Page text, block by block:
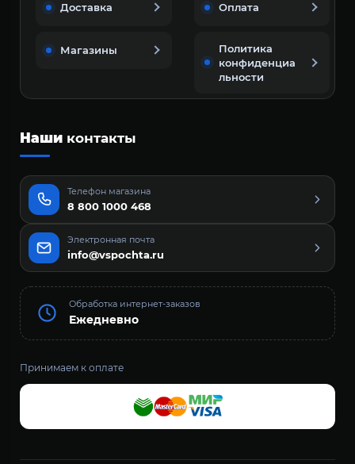
Доставка Оплата
Магазины
Политика
конфиденциа
льности
Наши контакты
Телефон магазина
8 800 1000 468
Электронная почта
info@vspochta.ru
Обработка интернет-заказов
Ежедневно
Принимаем к оплате